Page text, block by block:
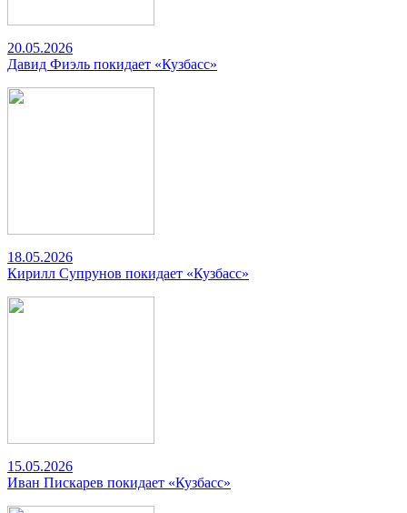
20.05.2026
Давид Фиэль покидает «Кузбасс»
18.05.2026
Кирилл Супрунов покидает «Кузбасс»
15.05.2026
Иван Пискарев покидает «Кузбасс»